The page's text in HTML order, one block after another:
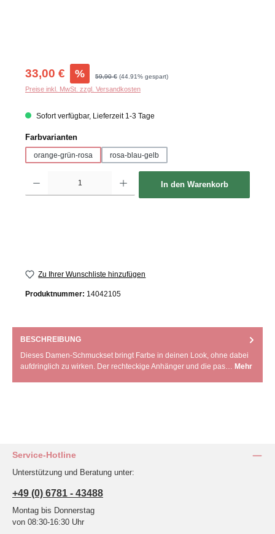
Verkaufspreis:
33,00 € % Regulärer Preis:
59,90 € (44.91% gespart)
Preise inkl. MwSt. zzgl. Versandkosten
Sofort verfügbar, Lieferzeit 1-3 Tage
Farbvariantenauswählen
orange-grün-rosa rosa-blau-gelb
In den Warenkorb
Zu Ihrer Wunschliste hinzufügen
Produktnummer: 14042105
BESCHREIBUNG
Dieses Damen-Schmuckset bringt Farbe in deinen Look, ohne dabei
aufdringlich zu wirken. Der rechteckige Anhänger und die pas… Mehr
Service-Hotline
Unterstützung und Beratung unter:
+49 (0) 6781 - 43488
Montag bis Donnerstag
von 08:30-16:30 Uhr